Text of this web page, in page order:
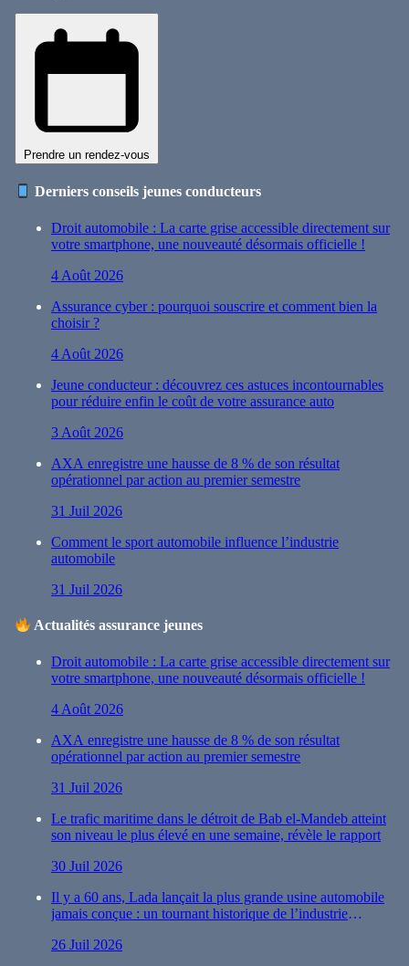
Prendre un rendez-vous
Derniers conseils jeunes conducteurs
Droit automobile : La carte grise accessible directement sur
votre smartphone, une nouveauté désormais officielle !
4 Août 2026
Assurance cyber : pourquoi souscrire et comment bien la
choisir ?
4 Août 2026
Jeune conducteur : découvrez ces astuces incontournables
pour réduire enfin le coût de votre assurance auto
3 Août 2026
AXA enregistre une hausse de 8 % de son résultat
opérationnel par action au premier semestre
31 Juil 2026
Comment le sport automobile influence l’industrie
automobile
31 Juil 2026
Actualités assurance jeunes
Droit automobile : La carte grise accessible directement sur
votre smartphone, une nouveauté désormais officielle !
4 Août 2026
AXA enregistre une hausse de 8 % de son résultat
opérationnel par action au premier semestre
31 Juil 2026
Le trafic maritime dans le détroit de Bab el-Mandeb atteint
son niveau le plus élevé en une semaine, révèle le rapport
30 Juil 2026
Il y a 60 ans, Lada lançait la plus grande usine automobile
jamais conçue : un tournant historique de l’industrie
26 Juil 2026